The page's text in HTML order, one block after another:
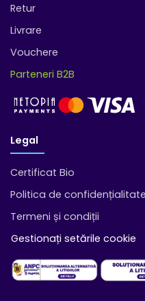
Retur
Livrare
Vouchere
Parteneri B2B
Legal
Certificat Bio
Politica de confidențialitate
Termeni și condiții
Gestionați setările cookie